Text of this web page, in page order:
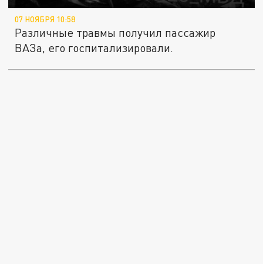
07 НОЯБРЯ 10:58
Различные травмы получил пассажир
ВАЗа, его госпитализировали.